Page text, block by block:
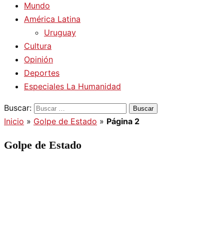
Mundo
América Latina
Uruguay
Cultura
Opinión
Deportes
Especiales La Humanidad
Buscar:
Inicio » Golpe de Estado » Página 2
Golpe de Estado